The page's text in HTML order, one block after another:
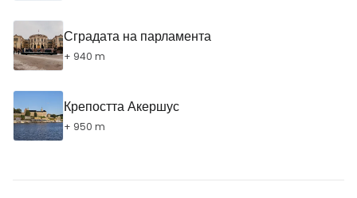
Сградата на парламента
+ 940 m
Крепостта Акершус
+ 950 m